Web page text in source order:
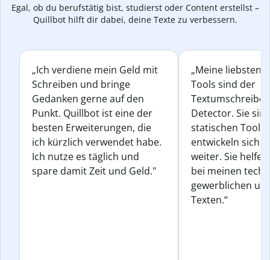
Egal, ob du berufstätig bist, studierst oder Content erstellst –
Quillbot hilft dir dabei, deine Texte zu verbessern.
„Ich verdiene mein Geld mit
Schreiben und bringe
Gedanken gerne auf den
Punkt. Quillbot ist eine der
besten Erweiterungen, die
ich kürzlich verwendet habe.
Ich nutze es täglich und
spare damit Zeit und Geld."
„Meine liebsten
Tools sind der
Detector. Sie
statischen
entwickeln sich
weiter. Sie
bei meinen
gewerblichen
Texten.“